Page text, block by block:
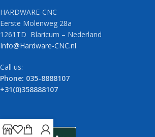
HARDWARE-CNC
Eerste Molenweg 28a
1261TD Blaricum – Nederland
Info@Hardware-CNC.nl
Call us:
Phone: 035-8888107
+31(0)358888107